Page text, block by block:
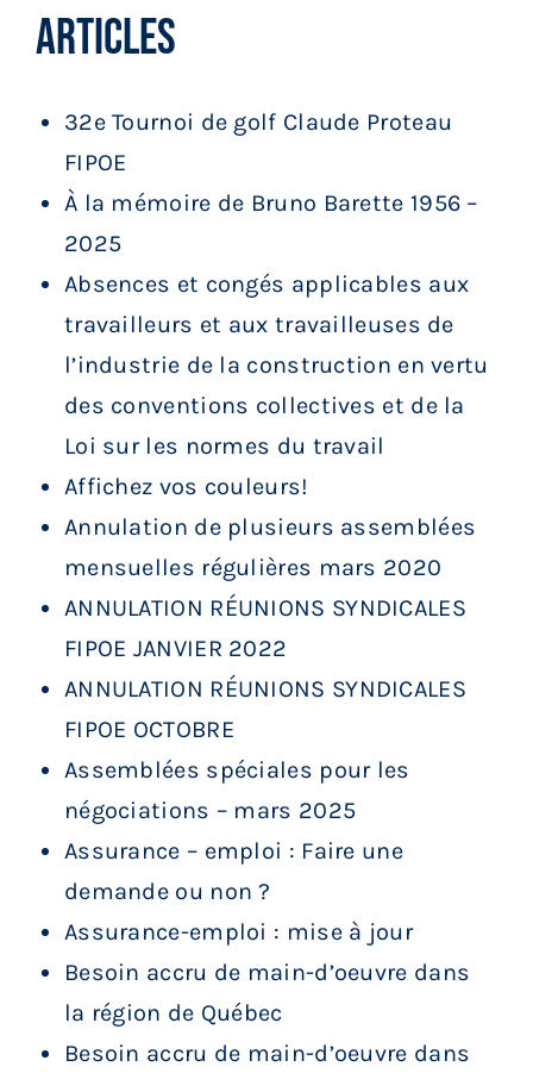
Articles
32e Tournoi de golf Claude Proteau
FIPOE
À la mémoire de Bruno Barette 1956 –
2025
Absences et congés applicables aux
travailleurs et aux travailleuses de
l’industrie de la construction en vertu
des conventions collectives et de la
Loi sur les normes du travail
Affichez vos couleurs!
Annulation de plusieurs assemblées
mensuelles régulières mars 2020
ANNULATION RÉUNIONS SYNDICALES
FIPOE JANVIER 2022
ANNULATION RÉUNIONS SYNDICALES
FIPOE OCTOBRE
Assemblées spéciales pour les
négociations – mars 2025
Assurance – emploi : Faire une
demande ou non ?
Assurance-emploi : mise à jour
Besoin accru de main-d’oeuvre dans
la région de Québec
Besoin accru de main-d’oeuvre dans